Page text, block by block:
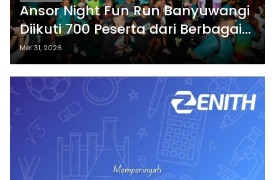
Ansor Night Fun Run Banyuwangi
Diikuti 700 Peserta dari Berbagai
Daerah
Mei 31, 2026